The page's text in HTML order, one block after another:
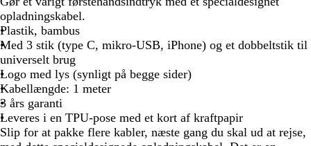
æ
opladningskabel.
Plastik, bambus
Med 3 stik (type C, mikro-USB, iPhone) og et dobbeltstik til
universelt brug
Logo med lys (synligt på begge sider)
Kabellængde: 1 meter
3 års garanti
Leveres i en TPU-pose med et kort af kraftpapir
Slip for at pakke flere kabler, næste gang du skal ud at rejse,